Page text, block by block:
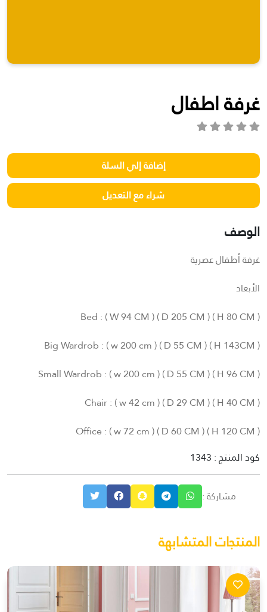
غرفة اطفال
الوصف
غرفة أطفال عصرية
الأبعاد
Bed : ( W 94 CM ) ( D 205 CM ) ( H 80 CM )
Big Wardrob : ( w 200 cm ) ( D 55 CM ) ( H 143CM )
Small Wardrob : ( w 200 cm ) ( D 55 CM ) ( H 96 CM )
Chair : ( w 42 cm ) ( D 29 CM ) ( H 40 CM )
Office : ( w 72 cm ) ( D 60 CM ) ( H 120 CM )
كود المنتج : 1343
مشاركة :
المنتجات المتشابهة